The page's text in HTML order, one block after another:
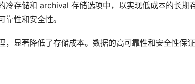
冷存储和 archival 存储选项中，以实现低成本的长期
性和安全性。
显著降低了存储成本。数据的高可靠性和安全性保